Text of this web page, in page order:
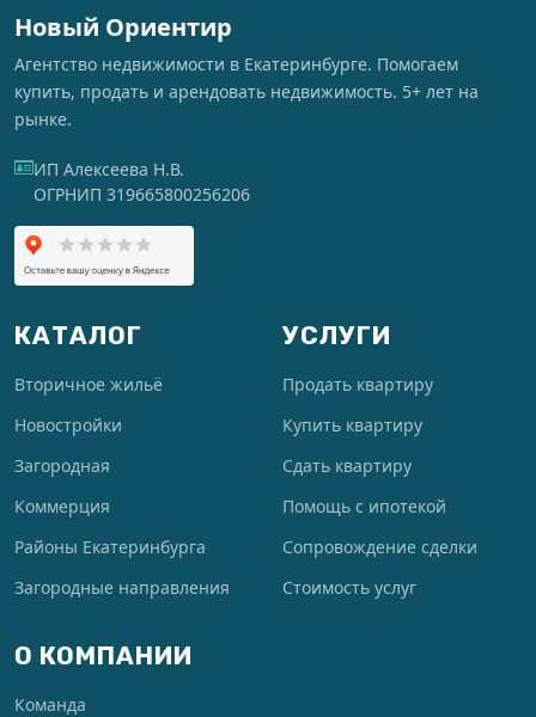
Новый Ориентир
Агентство недвижимости в Екатеринбурге. Помогаем
купить, продать и арендовать недвижимость. 5+ лет на
рынке.
ИП Алексеева Н.В.
ОГРНИП 319665800256206
КАТАЛОГ
Вторичное жильё
Новостройки
Загородная
Коммерция
Районы Екатеринбурга
Загородные направления
УСЛУГИ
Продать квартиру
Купить квартиру
Сдать квартиру
Помощь с ипотекой
Сопровождение сделки
Стоимость услуг
О КОМПАНИИ
Команда